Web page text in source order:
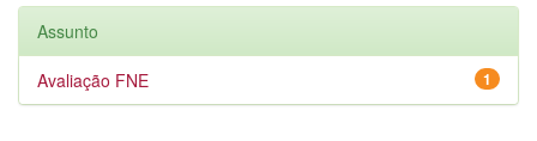
Assunto
1
Avaliação FNE